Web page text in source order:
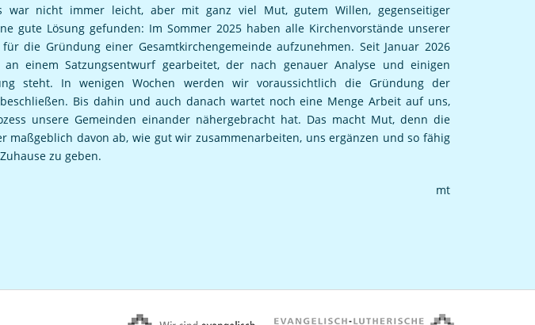
war nicht immer leicht, aber mit ganz viel Mut, gutem Willen, gegenseitiger
gute Lösung gefunden: Im Sommer 2025 haben alle Kirchenvorstände unserer
die Gründung einer Gesamtkirchengemeinde aufzunehmen. Seit Januar 2026
einem Satzungsentwurf gearbeitet, der nach genauer Analyse und einigen
steht. In wenigen Wochen werden wir voraussichtlich die Gründung der
Bis dahin und auch danach wartet noch eine Menge Arbeit auf uns,
unsere Gemeinden einander nähergebracht hat. Das macht Mut, denn die
maßgeblich davon ab, wie gut wir zusammenarbeiten, uns ergänzen und so fähig
zu geben.
mt